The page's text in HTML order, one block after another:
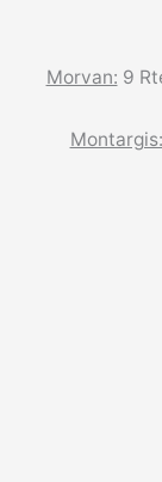
Morvan: 9
Montargis: